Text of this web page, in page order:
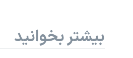
بیشتر بخوانید